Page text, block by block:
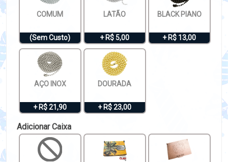
COMUM
(Sem Custo)
LATÃO
+ R$ 5,00
BLACK PIANO
+ R$ 13,00
AÇO INOX
+ R$ 21,90
DOURADA
+ R$ 23,00
Adicionar Caixa